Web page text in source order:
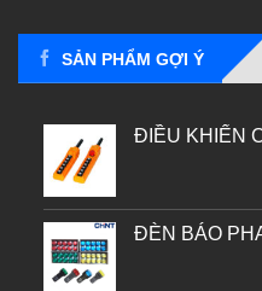
SẢN PHẨM GỢI Ý
ĐIỀU KHIỂN
ĐÈN BÁO